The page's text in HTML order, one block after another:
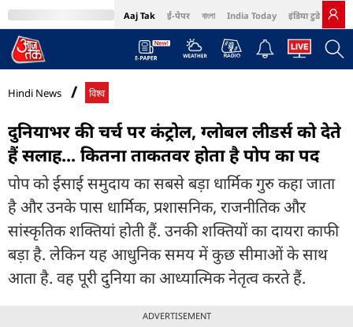
Aaj Tak ई-पेपर বাংলা India Today इंडिया टुडे हिंदी
MumbaiTak Cosmopolitan Harper's Bazaar Northeast
Hindi News विश्व
दुनियाभर की चर्च पर कंट्रोल, ग्लोबल लीडर्स को देते
हैं सलाह... कितना ताकतवर होता है पोप का पद
पोप को ईसाई समुदाय का सबसे बड़ा धार्मिक गुरु कहा जाता
है और उनके पास धार्मिक, प्रशासनिक, राजनीतिक और
सांस्कृतिक शक्तियां होती हैं. उनकी शक्तियों का दायरा काफी
बड़ा है. लेकिन यह आधुनिक समय में कुछ सीमाओं के साथ
आता है. वह पूरी दुनिया का आध्यात्मिक नेतृत्व करते हैं.
ADVERTISEMENT